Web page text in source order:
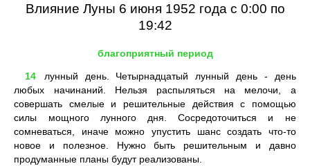
Влияние Луны 6 июня 1952 года с 0:00 по
19:42
благоприятный период
14
лунный день. Четырнадцатый лунный день - день
любых начинаний. Нельзя распыляться на мелочи, а
совершать смелые и решительные действия с помощью
силы мощного лунного дня. Сосредоточиться и не
сомневаться, иначе можно упустить шанс создать что-то
новое и полезное. Нужно быть решительным и давно
продуманные планы будут реализованы.